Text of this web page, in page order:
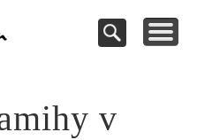
Cestovanie a
dovolenky
v